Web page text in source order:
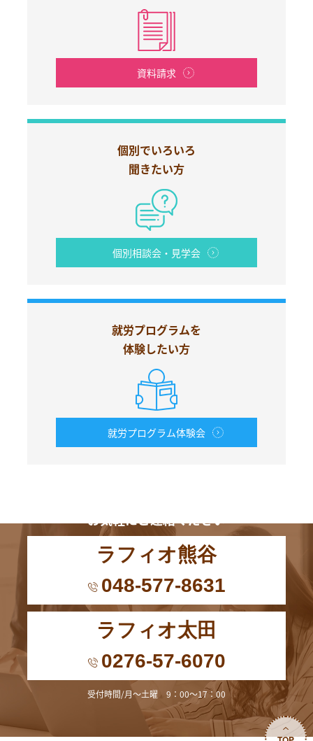
資料請求
個別でいろいろ
聞きたい方
個別相談会・見学会
就労プログラムを
体験したい方
就労プログラム体験会
お気軽にご連絡ください
ラフィオ熊谷
048-577-8631
ラフィオ太田
0276-57-6070
受付時間/月～土曜 9：00～17：00